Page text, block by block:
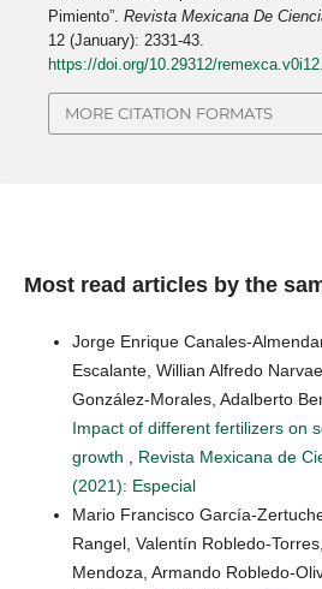
Pimiento”.Revista Mexicana De
12 (January): 2331-43.
https://doi.org/10.29312/
MORE CITATION FORMATS
Most read articles by the
Jorge Enrique Canales-
Escalante, Willian Alfredo
González-Morales, Adalberto
Impact of different fertilizers on
growth
Revista Mexicana de
(2021): Especial
Mario Francisco García-
Rangel, Valentín Robledo-
Mendoza, Armando Robledo-